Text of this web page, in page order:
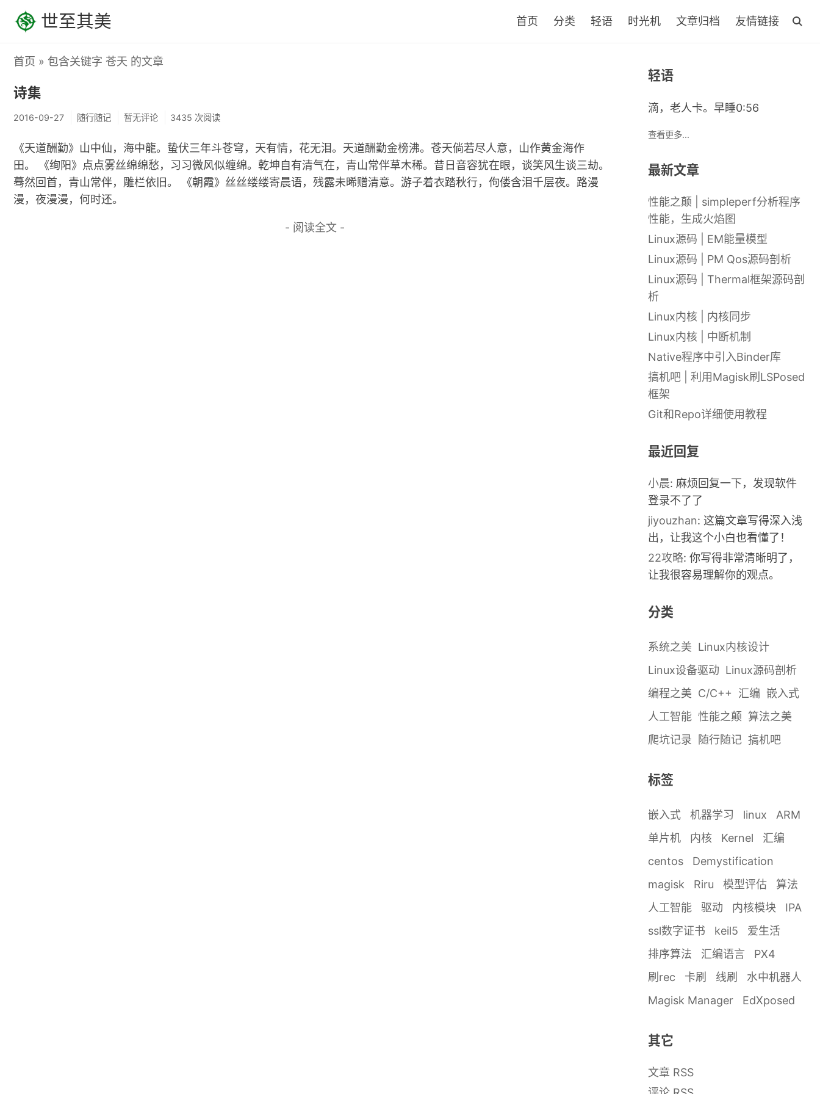
世至其美 首页 分类 轻语 时光机 文章归档 友情链接
首页 » 包含关键字 苍天 的文章
诗集
2016-09-27 随行随记 暂无评论 3435 次阅读
《天道酬勤》山中仙，海中龍。蛰伏三年斗苍穹，天有情，花无泪。天道酬勤金榜沸。苍天倘若尽人意，山作黄金海作
田。 《绚阳》点点雾丝绵绵愁，习习微风似缠绵。乾坤自有清气在，青山常伴草木稀。昔日音容犹在眼，谈笑风生谈三劫。
蓦然回首，青山常伴，雕栏依旧。 《朝霞》丝丝缕缕寄晨语，残露未晞赠清意。游子着衣踏秋行，佝偻含泪千层夜。路漫
漫，夜漫漫，何时还。
- 阅读全文 -
轻语
滴，老人卡。早睡0:56
查看更多...
最新文章
性能之颠 | simpleperf分析程序
性能，生成火焰图
Linux源码 | EM能量模型
Linux源码 | PM Qos源码剖析
Linux源码 | Thermal框架源码剖
析
Linux内核 | 内核同步
Linux内核 | 中断机制
Native程序中引入Binder库
搞机吧 | 利用Magisk刷LSPosed
框架
Git和Repo详细使用教程
最近回复
小晨: 麻烦回复一下，发现软件
登录不了了
jiyouzhan: 这篇文章写得深入浅
出，让我这个小白也看懂了！
22攻略: 你写得非常清晰明了，
让我很容易理解你的观点。
分类
系统之美 Linux内核设计
Linux设备驱动 Linux源码剖析
编程之美 C/C++ 汇编 嵌入式
人工智能 性能之颠 算法之美
爬坑记录
随行随记 搞机吧
标签
嵌入式 机器学习 linux
ARM
单片机
内核 Kernel
汇编
centos
Demystification
magisk
Riru 模型评估
算法
人工智能
驱动 内核模块
IPA
ssl数字证书
keil5
爱生活
排序算法
汇编语言
PX4
刷rec
卡刷 线刷
水中机器人
Magisk Manager
EdXposed
其它
文章 RSS